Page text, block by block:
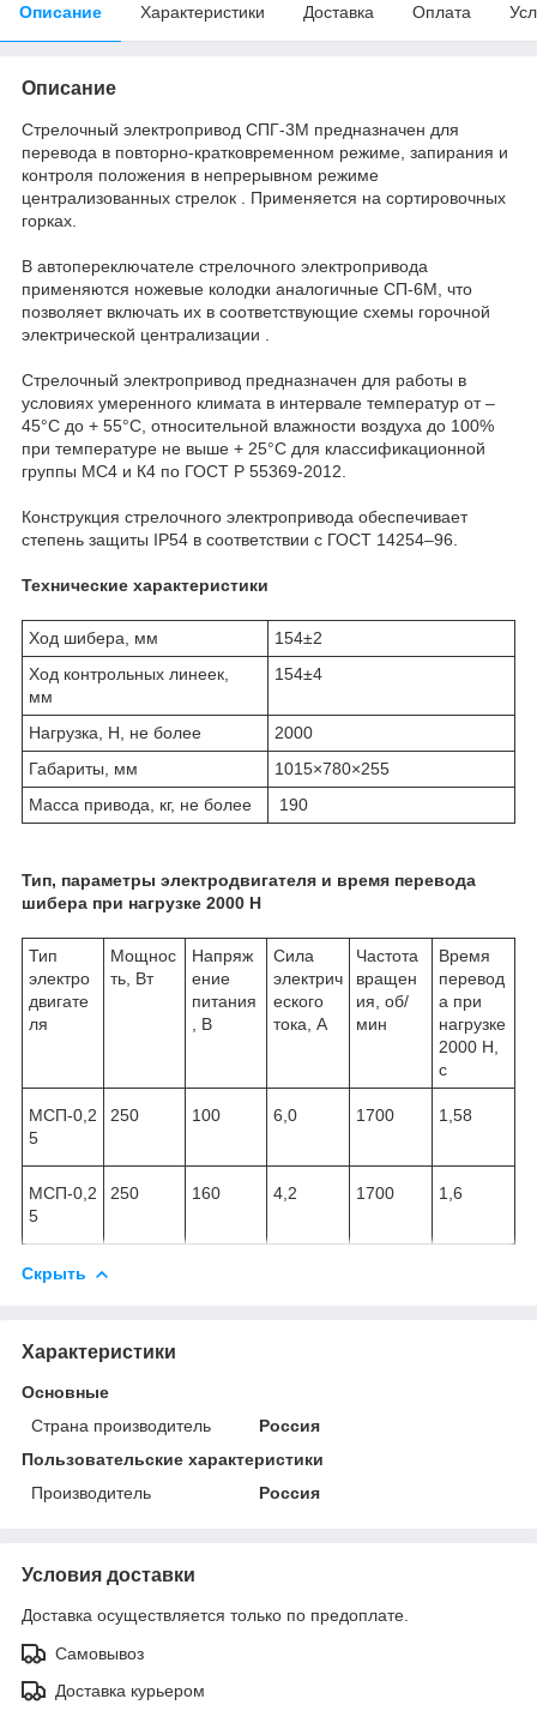
Описание Характеристики Доставка Оплата
Описание
Стрелочный электропривод СПГ‑3М предназначен для
перевода в повторно‑кратковременном режиме, запирания и
контроля положения в непрерывном режиме
централизованных стрелок . Применяется на сортировочных
горках.
В автопереключателе стрелочного электропривода
применяются ножевые колодки аналогичные СП‑6М, что
позволяет включать их в соответствующие схемы горочной
электрической централизации .
Стрелочный электропривод предназначен для работы в
условиях умеренного климата в интервале температур от –
45°C до + 55°C, относительной влажности воздуха до 100%
при температуре не выше + 25°С для классификационной
группы МС4 и К4 по ГОСТ Р 55369‑2012.
Конструкция стрелочного электропривода обеспечивает
степень защиты IP54 в соответствии с ГОСТ 14254–96.
Технические характеристики
Ход шибера, мм
154±2
Ход контрольных линеек,
мм
154±4
Нагрузка, Н, не более
2000
Габариты, мм
1015×780×255
Масса привода, кг, не более
190
Тип, параметры электродвигателя и время перевода
шибера при нагрузке 2000 Н
Тип
электро
двигате
ля
Мощнос
ть, Вт
Напряж
ение
питания
, В
Сила
электрич
еского
тока, А
Частота
вращен
ия, об/
мин
Время
перевод
а при
нагрузке
2000 Н,
с
МСП-0,2
5
250 100 6,0 1700 1,58
МСП-0,2
5
250 160 4,2 1700 1,6
Скрыть
Характеристики
Основные
Страна производитель
Россия
Пользовательские характеристики
Производитель
Россия
Условия доставки
Доставка осуществляется только по предоплате.
Самовывоз
Доставка курьером